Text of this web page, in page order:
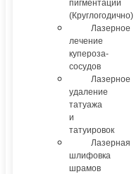
пигментации
(Круглогодично)
Лазерное
лечение
купероза-
сосудов
Лазерное
удаление
татуажа
и
татуировок
Лазерная
шлифовка
шрамов